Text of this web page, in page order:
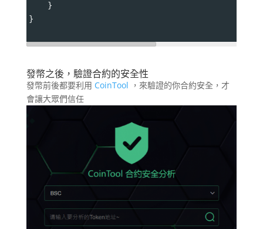
    }
}
發幣之後，驗證合約的安全性
發幣前後都要利用 CoinTool ，來驗證的你合約安全，才
會讓大眾們信任